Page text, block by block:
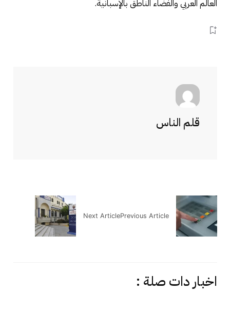
العالم العربي والفضاء الناطق بالإسبانية.
قلم الناس
Previous Article
Next Article
اخبار دات صلة :